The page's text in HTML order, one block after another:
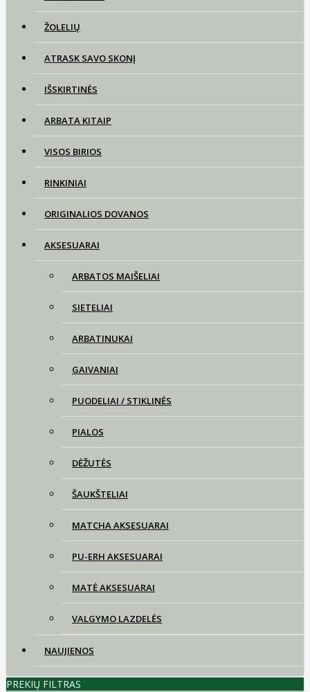
ŽOLELIŲ
ATRASK SAVO SKONĮ
IŠSKIRTINĖS
ARBATA KITAIP
VISOS BIRIOS
RINKINIAI
ORIGINALIOS DOVANOS
AKSESUARAI
ARBATOS MAIŠELIAI
SIETELIAI
ARBATINUKAI
GAIVANIAI
PUODELIAI / STIKLINĖS
PIALOS
DĖŽUTĖS
ŠAUKŠTELIAI
MATCHA AKSESUARAI
PU-ERH AKSESUARAI
MATĖ AKSESUARAI
VALGYMO LAZDELĖS
NAUJIENOS
PREKIŲ FILTRAS